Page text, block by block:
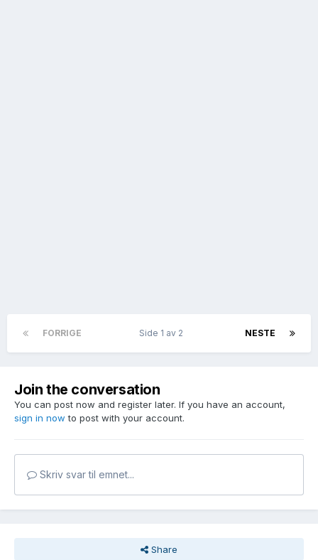
FORRIGE NESTE
Side 1 av 2
Join the conversation
You can post now and register later. If you have an account,
sign in now to post with your account.
Skriv svar til emnet...
Share